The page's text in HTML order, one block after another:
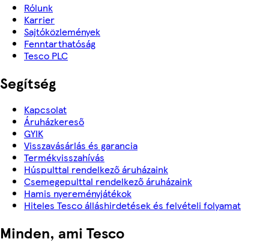
Rólunk
Karrier
Sajtóközlemények
Fenntarthatóság
Tesco PLC
Segítség
Kapcsolat
Áruházkereső
GYIK
Visszavásárlás és garancia
Termékvisszahívás
Húspulttal rendelkező áruházaink
Csemegepulttal rendelkező áruházaink
Hamis nyereményjátékok
Hiteles Tesco álláshirdetések és felvételi folyamat
Minden, ami Tesco